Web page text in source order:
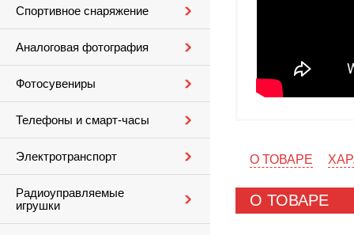
Спортивное снаряжение
Аналоговая фотография
Фотосувениры
Телефоны и смарт-часы
Электротранспорт
Радиоуправляемые
игрушки
О ТОВАРЕ
О ТОВАРЕ